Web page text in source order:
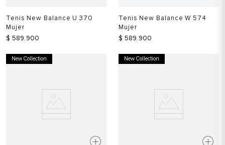
Tenis New Balance U 370
Mujer
$ 589.900
Tenis New Balance W 574
Mujer
$ 589.900
New Collection New Collection